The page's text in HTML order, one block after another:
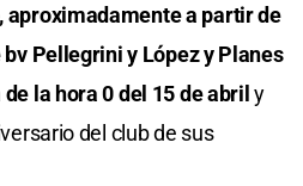
aproximadamente a partir de
Pellegrini y López y Planes
la hora 0 del 15 de abrily
del club de sus